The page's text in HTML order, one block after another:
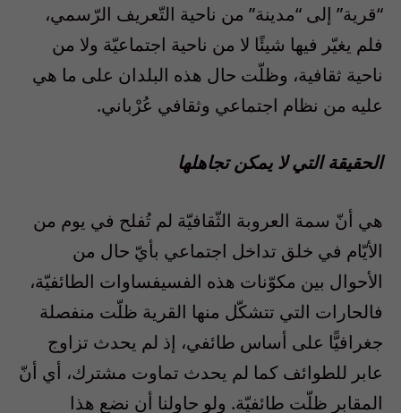
“قرية” إلى “مدينة” من ناحية التّعريف الرّسمي،
فلم يغيّر فيها شيئًا لا من ناحية اجتماعيّة ولا من
ناحية ثقافية، وظلّت حال هذه البلدان على ما هي
عليه من نظام اجتماعي وثقافي عُرْباني.
الحقيقة التي لا يمكن تجاهلها
هي أنّ سمة العروبة الثّقافيّة لم تُفلح في يوم من
الأيّام في خلق تداخل اجتماعي بأيّ حال من
الأحوال بين مكوّنات هذه الفسيفساوات الطائفيّة،
فالحارات التي تتشكّل منها القرية ظلّت منفصلة
جغرافيًّا على أساس طائفي، إذ لم يحدث تزاوج
عابر للطوائف كما لم يحدث تماوت مشترك، أي أنّ
المقابر ظلّت طائفيّة. ولو حاولنا أن نضع هذا